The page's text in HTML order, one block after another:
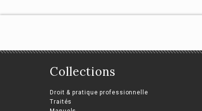
Collections
Droit & pratique professionnelle
Traités